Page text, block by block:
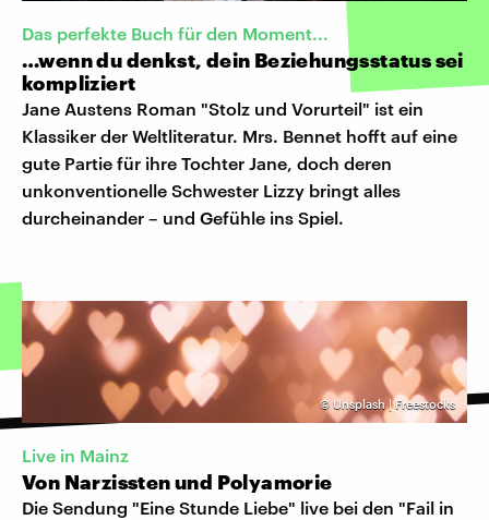
Das perfekte Buch für den Moment...
…wenn du denkst, dein Beziehungsstatus sei
kompliziert
Jane Austens Roman "Stolz und Vorurteil" ist ein
Klassiker der Weltliteratur. Mrs. Bennet hofft auf eine
gute Partie für ihre Tochter Jane, doch deren
unkonventionelle Schwester Lizzy bringt alles
durcheinander – und Gefühle ins Spiel.
© Unsplash | Freestocks
Live in Mainz
Von Narzissten und Polyamorie
Die Sendung "Eine Stunde Liebe" live bei den "Fail in